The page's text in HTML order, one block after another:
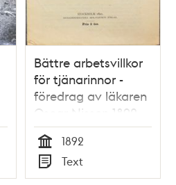
Bättre arbetsvillkor
för tjänarinnor -
föredrag av läkaren
Oscar Nissen 1892
Tid
1892
Typ
Text